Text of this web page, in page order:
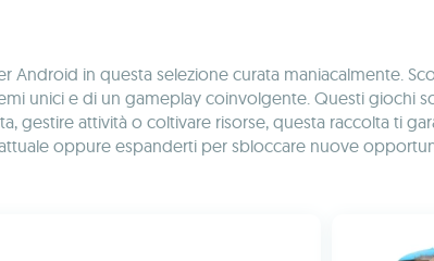
Android in questa selezione curata maniacalmente.
unici e di un gameplay coinvolgente. Questi
gestire attività o coltivare risorse, questa raccolta ti
oppure espanderti per sbloccare nuove